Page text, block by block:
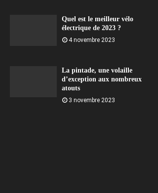
Quel est le meilleur vélo
électrique de 2023 ?
4 novembre 2023
La pintade, une volaille
d’exception aux nombreux
atouts
3 novembre 2023